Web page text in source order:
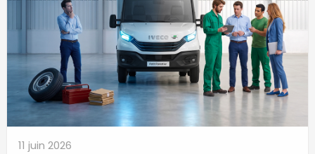
11 juin 2026